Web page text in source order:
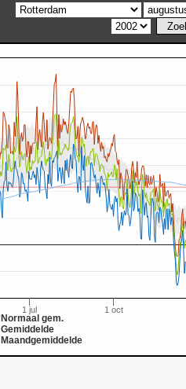
Normaal gem.
Gemiddelde
Maandgemiddelde
1 jul 1 oct